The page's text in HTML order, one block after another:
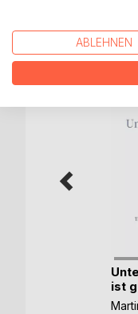
ist
ABLEHNEN